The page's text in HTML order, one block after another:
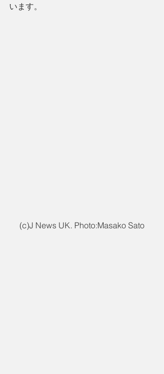
います。
(c)J News UK. Photo:Masako Sato